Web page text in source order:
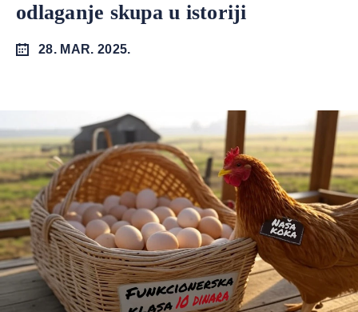
odlaganje skupa u istoriji
28. MAR. 2025.